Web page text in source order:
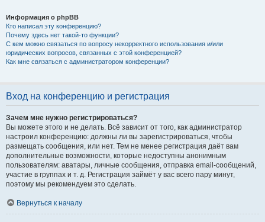
Информация о phpBB
Кто написал эту конференцию?
Почему здесь нет такой-то функции?
С кем можно связаться по вопросу некорректного использования и/или
юридических вопросов, связанных с этой конференцией?
Как мне связаться с администратором конференции?
Вход на конференцию и регистрация
Зачем мне нужно регистрироваться?
Вы можете этого и не делать. Всё зависит от того, как администратор
настроил конференцию: должны ли вы зарегистрироваться, чтобы
размещать сообщения, или нет. Тем не менее регистрация даёт вам
дополнительные возможности, которые недоступны анонимным
пользователям: аватары, личные сообщения, отправка email-сообщений,
участие в группах и т. д. Регистрация займёт у вас всего пару минут,
поэтому мы рекомендуем это сделать.
Вернуться к началу